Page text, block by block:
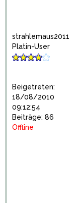
strahlemaus2011
Platin-User
Beigetreten:
18/08/2010
09:12:54
Beiträge: 86
Offline